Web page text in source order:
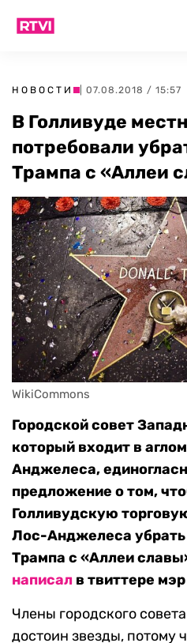
НОВОСТИ | 07.08.2018 / 15:57
В Голливуде
потребовали
Трампа с «Аллеи
WikiCommons
Городской совет
который входит в
Анджелеса,
предложение о том,
Голливудскую
Лос-Анджелеса
Трампа с «Аллеи
написал в твиттере
Члены городского совета
достоин звезды, потому